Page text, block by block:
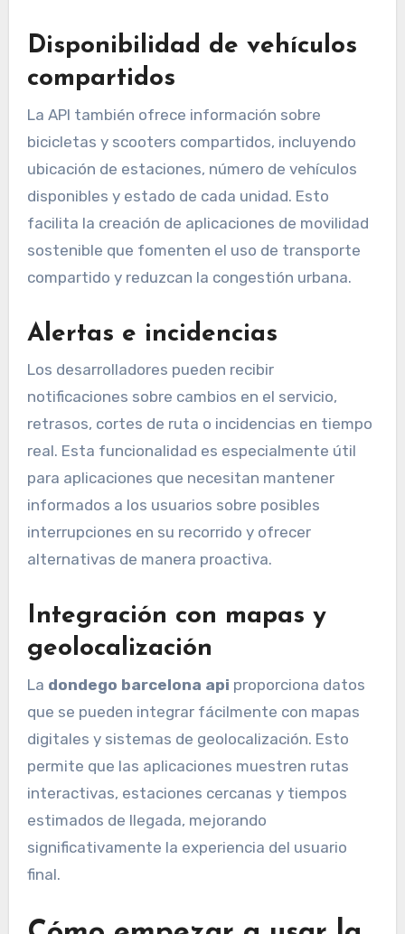
Disponibilidad de vehículos
compartidos
La API también ofrece información sobre
bicicletas y scooters compartidos, incluyendo
ubicación de estaciones, número de vehículos
disponibles y estado de cada unidad. Esto
facilita la creación de aplicaciones de movilidad
sostenible que fomenten el uso de transporte
compartido y reduzcan la congestión urbana.
Alertas e incidencias
Los desarrolladores pueden recibir
notificaciones sobre cambios en el servicio,
retrasos, cortes de ruta o incidencias en tiempo
real. Esta funcionalidad es especialmente útil
para aplicaciones que necesitan mantener
informados a los usuarios sobre posibles
interrupciones en su recorrido y ofrecer
alternativas de manera proactiva.
Integración con mapas y
geolocalización
La dondego barcelona api proporciona datos
que se pueden integrar fácilmente con mapas
digitales y sistemas de geolocalización. Esto
permite que las aplicaciones muestren rutas
interactivas, estaciones cercanas y tiempos
estimados de llegada, mejorando
significativamente la experiencia del usuario
final.